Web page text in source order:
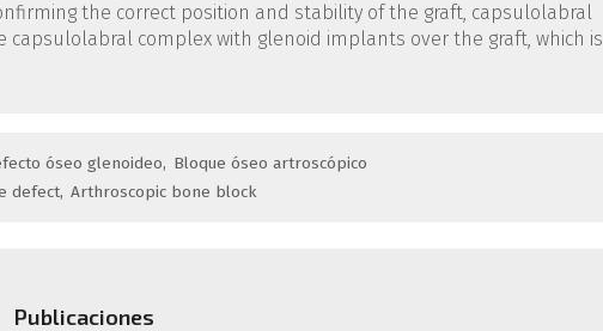
the correct position and stability of the graft, capsulolabral
capsulolabral complex with glenoid implants over the graft, which is
óseo glenoideo
Bloque óseo artroscópico
defect Arthroscopic bone block
Publicaciones